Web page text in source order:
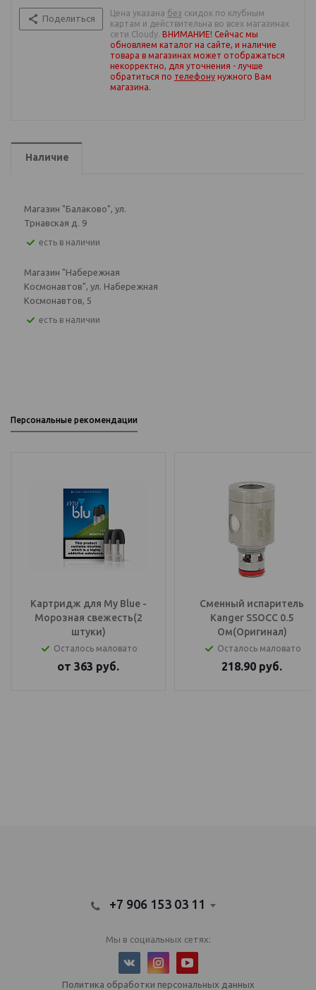
Поделиться
Цена указана без скидок по клубным
картам и действительна во всех магазинах
сети Cloudy. ВНИМАНИЕ! Сейчас мы
обновляем каталог на сайте, и наличие
товара в магазинах может отображаться
некорректно, для уточнения - лучше
обратиться по телефону нужного Вам
магазина.
Наличие
Магазин "Балаково", ул.
Трнавская д. 9
Есть в наличии
Магазин "Набережная
Космонавтов", ул. Набережная
Космонавтов, 5
Есть в наличии
Персональные рекомендации
Картридж для My Blue -
Морозная свежесть(2
штуки)
Осталось маловато
от 363 руб.
Сменный испаритель
Kanger SSOCC 0.5
Ом(Оригинал)
Осталось маловато
218.90 руб.
+7 906 153 03 11
Мы в социальных сетях:
Политика обработки персональных данных